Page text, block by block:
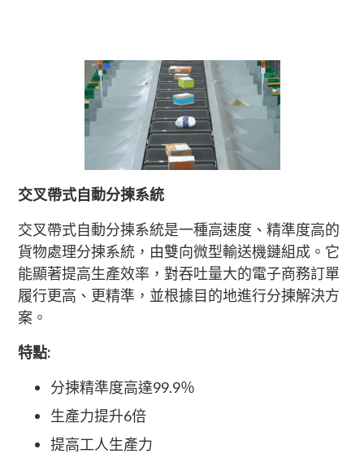
交叉帶式自動分揀系統
交叉帶式自動分揀系統是一種高速度、精準度高的
貨物處理分揀系統，由雙向微型輸送機鏈組成。它
能顯著提高生產效率，對吞吐量大的電子商務訂單
履行更高、更精準，並根據目的地進行分揀解決方
案。
特點:
分揀精準度高達99.9％
生產力提升6倍
提高工人生產力